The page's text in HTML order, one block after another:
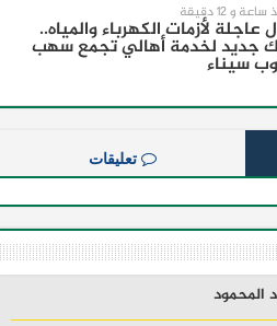
و 12 دقيقة
عاجلة لأزمات الكهرباء والمياه..
جديد لخدمة أهالي تجمع سهب
سيناء
تعليقات
المحمود